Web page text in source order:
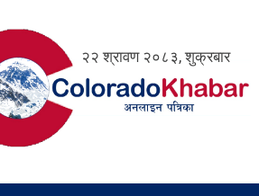
२२ श्रावण २०८३, शुक्रबार